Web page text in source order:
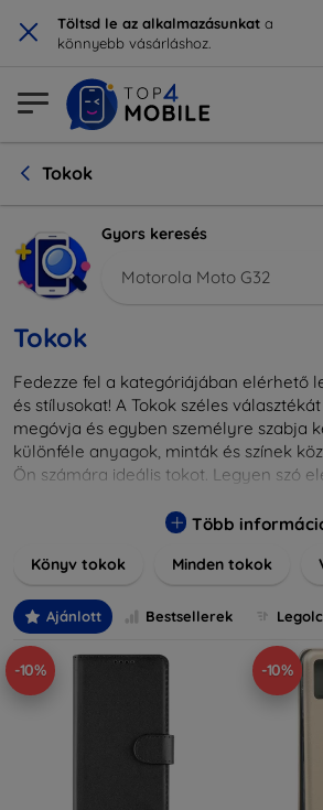
× Töltsd le az alkalmazásunkat a
könnyebb vásárláshoz.
Tokok
Gyors keresés
Motorola Moto G32
Tokok
Fedezze fel a kategóriájában elérhető
és stílusokat! A Tokok széles
megóvja és egyben személyre szabja
különféle anyagok, minták és színek
Ön számára ideális tokot. Legyen szó
nálunk mindenki megtalálja a
különlegesebbé eszközeit a tökéletes
Több
Könyv tokok Minden tokok
Ajánlott Bestsellerek
-10% -10%